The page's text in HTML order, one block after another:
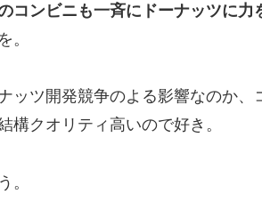
コンビニも一斉にドーナッツに
。
ッツ開発競争のよる影響なのか
構クオリティ高いので好き。
。